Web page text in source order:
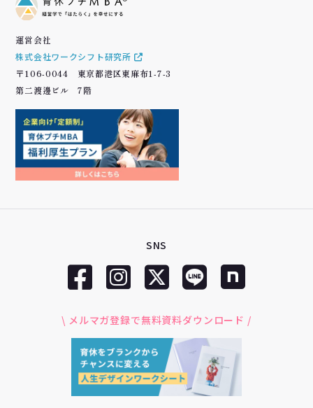
運営会社
株式会社ワークシフト研究所
〒106-0044 東京都港区東麻布1-7-3
第二渡邊ビル 7階
SNS
\ メルマガ登録で無料資料ダウンロード /